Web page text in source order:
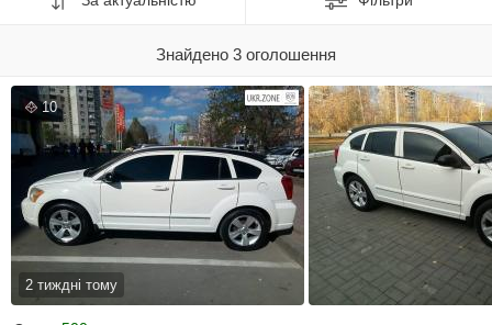
Знайдено 3 оголошення
10
2 тиждні тому